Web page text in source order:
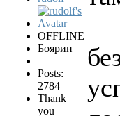
OFFLINE
Боярин
Posts:
2784
Thank
you